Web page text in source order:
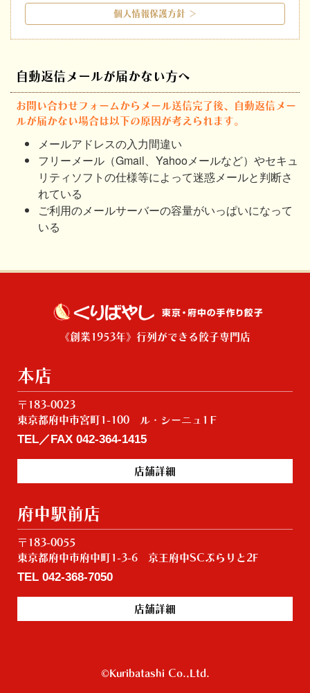
個人情報保護方針 ＞
自動返信メールが届かない方へ
お問い合わせフォームからメール送信完了後、自動返信メー
ルが届かない場合は以下の原因が考えられます。
メールアドレスの入力間違い
フリーメール（Gmail、Yahooメールなど）やセキュ
リティソフトの仕様等によって迷惑メールと判断さ
れている
ご利用のメールサーバーの容量がいっぱいになって
いる
《創業1953年》行列ができる餃子専門店
本店
〒183-0023
東京都府中市宮町1-100 ル・シーニュ1Ｆ
TEL／FAX 042-364-1415
店舗詳細
府中駅前店
〒183-0055
東京都府中市府中町1-3-6 京王府中SCぷらりと2F
TEL 042-368-7050
店舗詳細
©Kuribatashi Co.,Ltd.